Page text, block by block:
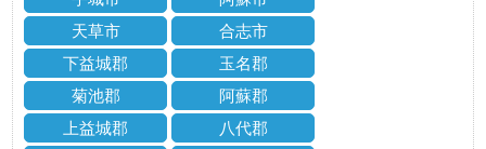
天草市
合志市
下益城郡
玉名郡
菊池郡
阿蘇郡
上益城郡
八代郡